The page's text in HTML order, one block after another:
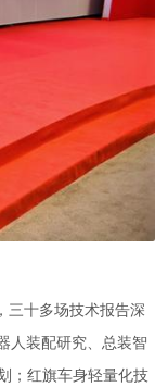
三十多场技术报告深
人装配研究、总装智
；红旗车身轻量化技